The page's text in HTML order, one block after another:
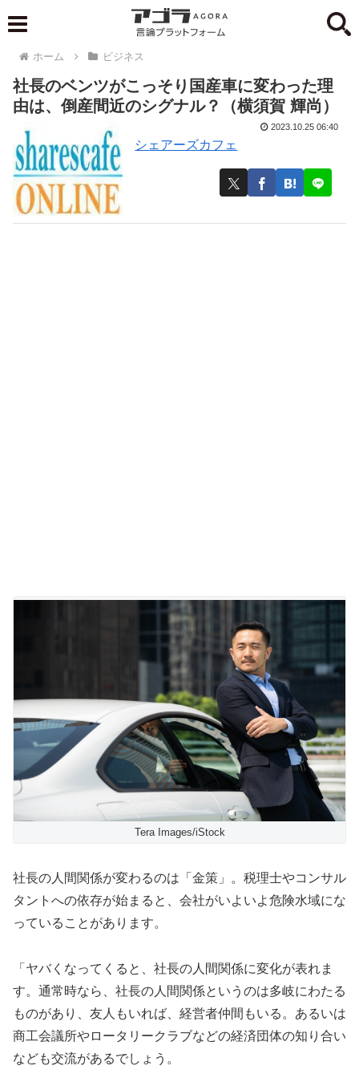
ホーム ビジネス
社長のベンツがこっそり国産車に変わった理
由は、倒産間近のシグナル？（横須賀 輝尚）
シェアーズカフェ
2023.10.25 06:40
Tera Images/iStock
社長の人間関係が変わるのは「金策」。税理士やコンサル
タントへの依存が始まると、会社がいよいよ危険水域にな
っていることがあります。
「ヤバくなってくると、社長の人間関係に変化が表れま
す。通常時なら、社長の人間関係というのは多岐にわたる
ものがあり、友人もいれば、経営者仲間もいる。あるいは
商工会議所やロータリークラブなどの経済団体の知り合い
なども交流があるでしょう。